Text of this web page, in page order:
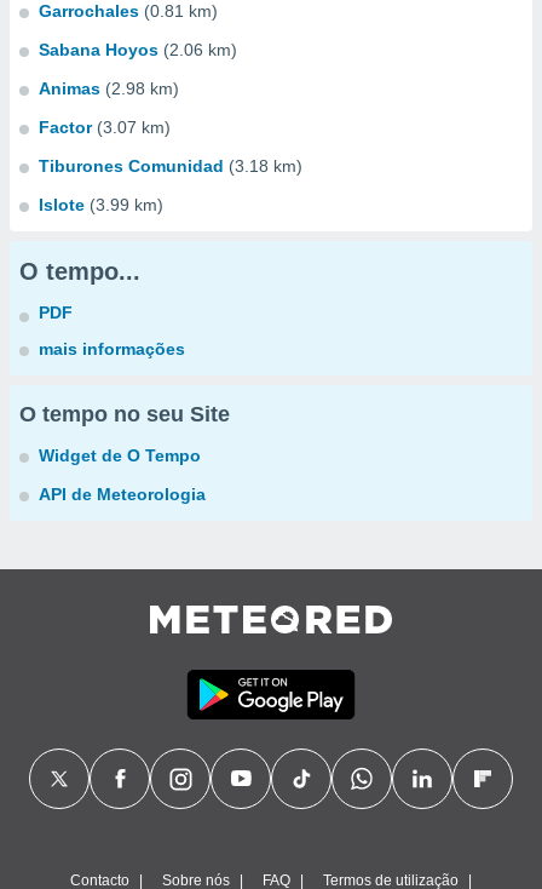
Garrochales (0.81 km)
Sabana Hoyos (2.06 km)
Animas (2.98 km)
Factor (3.07 km)
Tiburones Comunidad (3.18 km)
Islote (3.99 km)
O tempo...
PDF
mais informações
O tempo no seu Site
Widget de O Tempo
API de Meteorologia
Contacto Sobre nós FAQ Termos de utilização